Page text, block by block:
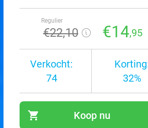
Regulier
€22,10 €14,95
Verkocht:
74
32%
shopping_cart Koop nu